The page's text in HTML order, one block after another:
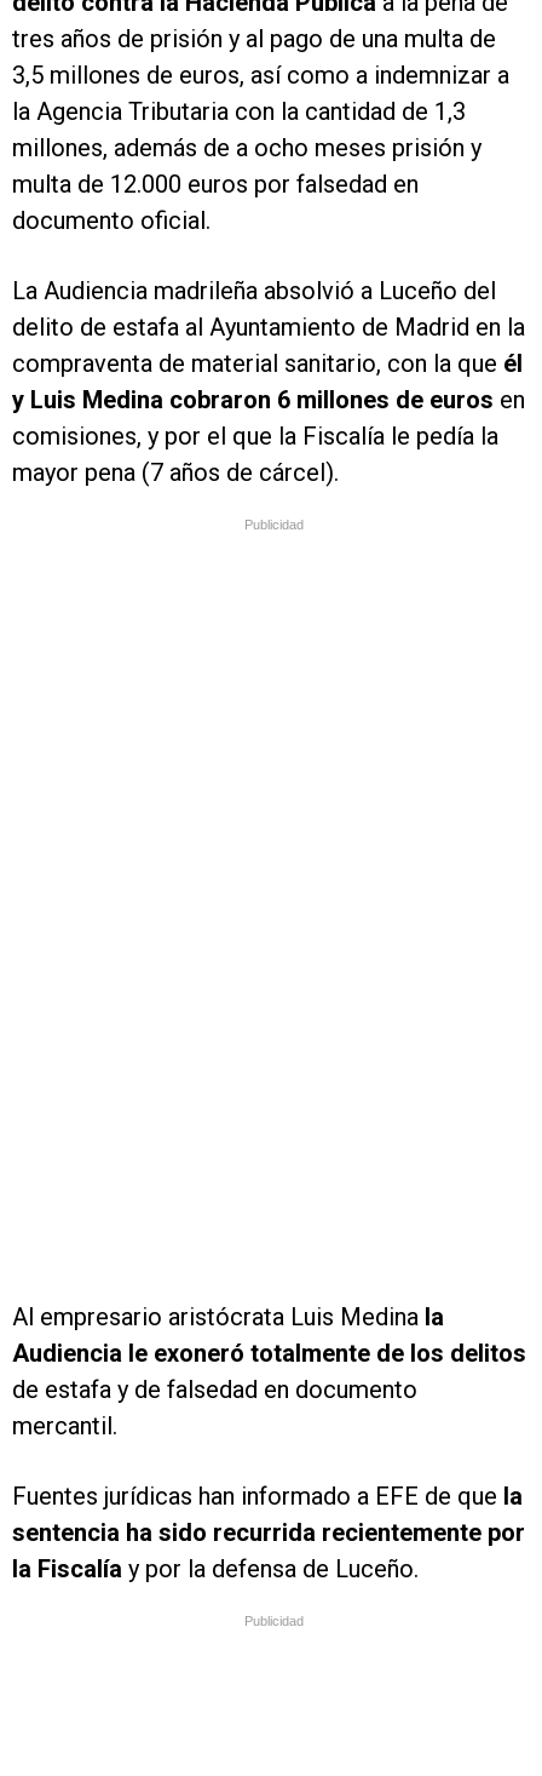
tres años de prisión y al pago de una multa de
3,5 millones de euros, así como a indemnizar a
la Agencia Tributaria con la cantidad de 1,3
millones, además de a ocho meses prisión y
multa de 12.000 euros por falsedad en
documento oficial.
La Audiencia madrileña absolvió a Luceño del
delito de estafa al Ayuntamiento de Madrid en la
compraventa de material sanitario, con la que él
y Luis Medina cobraron 6 millones de euros en
comisiones, y por el que la Fiscalía le pedía la
mayor pena (7 años de cárcel).
Publicidad
Al empresario aristócrata Luis Medina la
Audiencia le exoneró totalmente de los delitos
de estafa y de falsedad en documento
mercantil.
Fuentes jurídicas han informado a EFE de que la
sentencia ha sido recurrida recientemente por
la Fiscalía y por la defensa de Luceño.
Publicidad